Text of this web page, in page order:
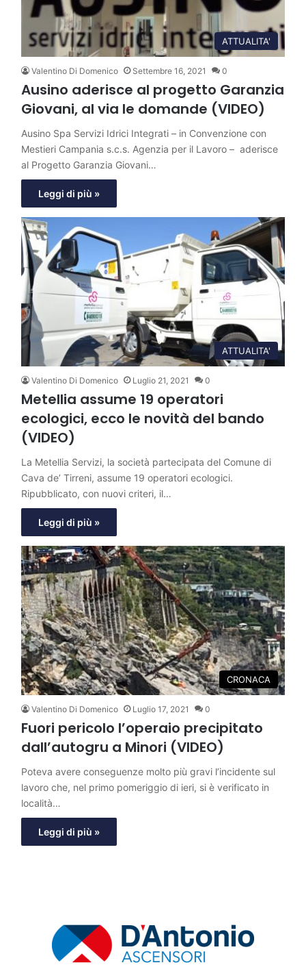
ATTUALITA'
Valentino Di Domenico Settembre 16, 2021 0
Ausino aderisce al progetto Garanzia
Giovani, al via le domande (VIDEO)
Ausino Spa Servizi Idrici Integrati – in Convenzione con
Mestieri Campania s.c.s. Agenzia per il Lavoro – aderisce
al Progetto Garanzia Giovani…
Leggi di più »
ATTUALITA'
Valentino Di Domenico Luglio 21, 2021 0
Metellia assume 19 operatori
ecologici, ecco le novità del bando
(VIDEO)
La Metellia Servizi, la società partecipata del Comune di
Cava de’ Tirreni, assume 19 operatori ecologici.
Ripubblicato, con nuovi criteri, il…
Leggi di più »
CRONACA
Valentino Di Domenico Luglio 17, 2021 0
Fuori pericolo l’operaio precipitato
dall’autogru a Minori (VIDEO)
Poteva avere conseguenze molto più gravi l’incidente sul
lavoro che, nel primo pomeriggio di ieri, si è verificato in
località…
Leggi di più »